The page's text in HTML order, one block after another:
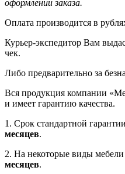
оформлении заказа.
Оплата производится в
Курьер-экспедитор Вам
чек.
Либо предварительно за
Вся продукция компании
и имеет гарантию качества.
1. Срок стандартной
месяцев.
2. На некоторые виды мебели
месяцев.